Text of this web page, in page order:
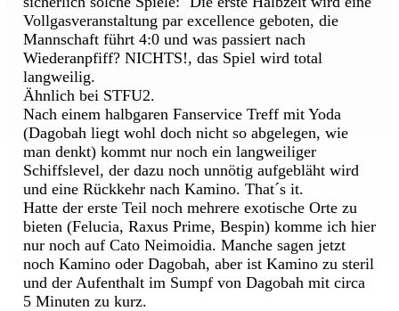
Vollgasveranstaltung par excellence geboten, die
Mannschaft führt 4:0 und was passiert nach
Wiederanpfiff? NICHTS!, das Spiel wird total
langweilig.
Ähnlich bei STFU2.
Nach einem halbgaren Fanservice Treff mit Yoda
(Dagobah liegt wohl doch nicht so abgelegen, wie
man denkt) kommt nur noch ein langweiliger
Schiffslevel, der dazu noch unnötig aufgebläht wird
und eine Rückkehr nach Kamino. That´s it.
Hatte der erste Teil noch mehrere exotische Orte zu
bieten (Felucia, Raxus Prime, Bespin) komme ich hier
nur noch auf Cato Neimoidia. Manche sagen jetzt
noch Kamino oder Dagobah, aber ist Kamino zu steril
und der Aufenthalt im Sumpf von Dagobah mit circa
5 Minuten zu kurz.